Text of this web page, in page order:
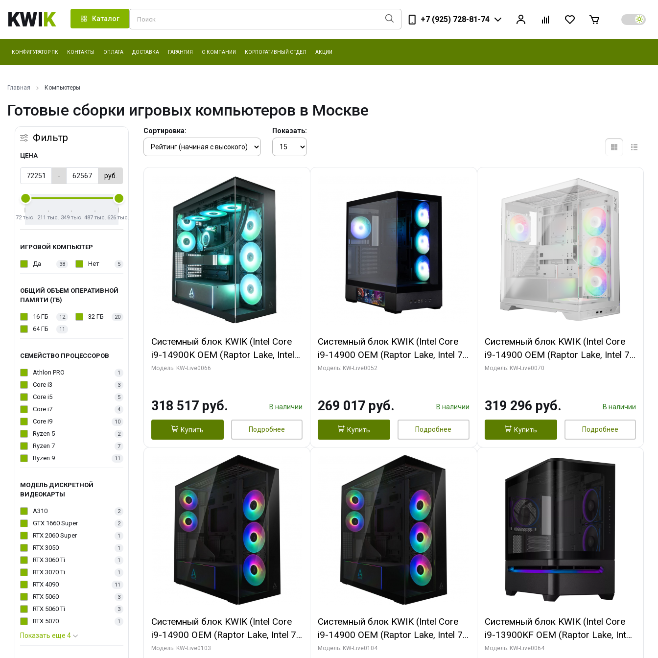
KWIK Каталог +7 (925) 728-81-74
КОНФИГУРАТОР ПК КОНТАКТЫ ОПЛАТА ДОСТАВКА ГАРАНТИЯ О КОМПАНИИ КОРПОРАТИВНЫЙ ОТДЕЛ АКЦИИ
Главная Компьютеры
Готовые сборки игровых компьютеров в Москве
Фильтр
ЦЕНА
- руб.
72 тыс. 211 тыс. 349 тыс. 487 тыс. 626 тыс.
ИГРОВОЙ КОМПЬЮТЕР
Да 38 Нет 5
ОБЩИЙ ОБЪЕМ ОПЕРАТИВНОЙ
ПАМЯТИ (ГБ)
16 ГБ 12 32 ГБ 20
64 ГБ 11
СЕМЕЙСТВО ПРОЦЕССОРОВ
Athlon PRO 1
Core i3 3
Core i5 5
Core i7 4
Core i9 10
Ryzen 5 2
Ryzen 7 7
Ryzen 9 11
МОДЕЛЬ ДИСКРЕТНОЙ
ВИДЕОКАРТЫ
A310 2
GTX 1660 Super 2
RTX 2060 Super 1
RTX 3050 1
RTX 3060 Ti 1
RTX 3070 Ti 1
RTX 4090 11
RTX 5060 3
RTX 5060 Ti 3
RTX 5070 1
Показать еще 4
Сортировка: Показать:
Системный блок KWIK (Intel Core
i9-14900K OEM (Raptor Lake, Intel
7, C24 16EC/8PC/ 64 ГБ ОЗУ (2
GDDR7 256bit/ 1 ТБ SSD)
Модель: KW-Live0066
318 517 руб. В наличии
Купить Подробнее
Системный блок KWIK (Intel Core
i9-14900 OEM (Raptor Lake, Intel 7,
C24 16EC/8PC// 64 ГБ ОЗУ (2
256bit 3xDP HD/ 512 ГБ SSD)
Модель: KW-Live0052
269 017 руб. В наличии
Купить Подробнее
Системный блок KWIK (Intel Core
i9-14900 OEM (Raptor Lake, Intel 7,
C24 16EC/8PC// 64 ГБ ОЗУ (2
GDDR7 256bit/ 960 ГБ SSD)
Модель: KW-Live0070
319 296 руб. В наличии
Купить Подробнее
Системный блок KWIK (Intel Core
i9-14900 OEM (Raptor Lake, Intel 7,
C24 16EC/8PC// 64 ГБ ОЗУ (2
Модель: KW-Live0103
Системный блок KWIK (Intel Core
i9-14900 OEM (Raptor Lake, Intel 7,
C24 16EC/8PC// 64 ГБ ОЗУ (2
Модель: KW-Live0104
Системный блок KWIK (Intel Core
i9-13900KF OEM (Raptor Lake, Intel
7, C24 16EC/8P/ 64 ГБ ОЗУ (2
Модель: KW-Live0064